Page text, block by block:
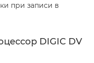
при записи в
DIGIC DV